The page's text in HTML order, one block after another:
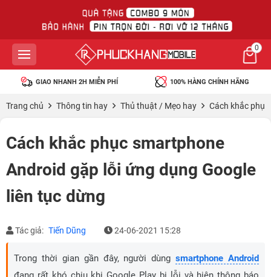
0
GIAO NHANH 2H MIỄN PHÍ 100% HÀNG CHÍNH HÃNG
Trang chủ Thông tin hay Thủ thuật / Mẹo hay Cách khắc
Cách khắc phục smartphone
Android gặp lỗi ứng dụng Google
liên tục dừng
Tác giả: Tiến Dũng 24-06-2021 15:28
Trong thời gian gần đây, người dùngsmartphone Android